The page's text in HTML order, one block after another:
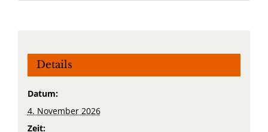
Details
Datum:
4. November 2026
Zeit: